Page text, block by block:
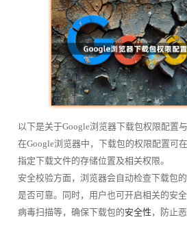
以下是关于Google浏览器下载包权限配置
在Google浏览器中，下载包的权限配置可
指定下载文件的存储位置及相关权限。
安全校验方面，浏览器会自动检查下载包
是否可靠。同时，用户也可开启相关的安
病毒扫描等，确保下载包的安全性 ，防止